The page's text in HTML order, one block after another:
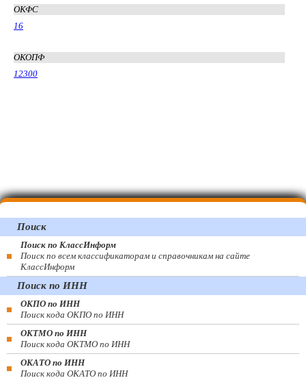
ОКФС
16
ОКОПФ
12300
Поиск
Поиск по КлассИнформ
Поиск по всем классификаторам и справочникам на сайте
КлассИнформ
Поиск по ИНН
ОКПО по ИНН
Поиск кода ОКПО по ИНН
ОКТМО по ИНН
Поиск кода ОКТМО по ИНН
ОКАТО по ИНН
Поиск кода ОКАТО по ИНН